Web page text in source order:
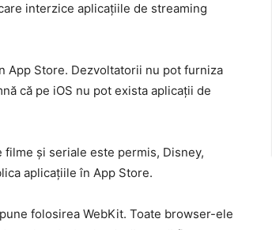
interzice aplicaţiile de streaming
Store. Dezvoltatorii nu pot furniza
că pe iOS nu pot exista aplicaţii de
filme şi seriale este permis, Disney,
aplicaţiile în App Store.
folosirea WebKit. Toate browser-ele